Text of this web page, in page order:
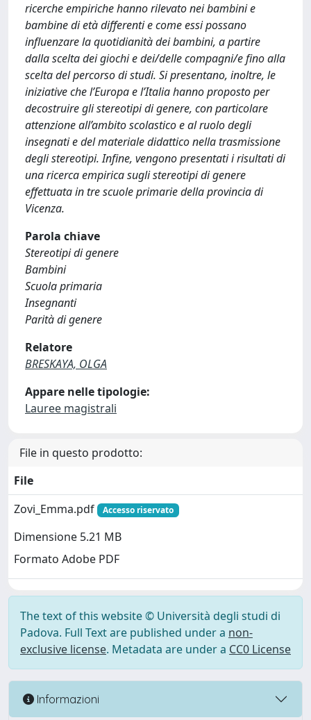
ricerche empiriche hanno rilevato nei bambini e
bambine di età differenti e come essi possano
influenzare la quotidianità dei bambini, a partire
dalla scelta dei giochi e dei/delle compagni/e fino alla
scelta del percorso di studi. Si presentano, inoltre, le
iniziative che l’Europa e l’Italia hanno proposto per
decostruire gli stereotipi di genere, con particolare
attenzione all’ambito scolastico e al ruolo degli
insegnati e del materiale didattico nella trasmissione
degli stereotipi. Infine, vengono presentati i risultati di
una ricerca empirica sugli stereotipi di genere
effettuata in tre scuole primarie della provincia di
Vicenza.
Parola chiave
Stereotipi di genere
Bambini
Scuola primaria
Insegnanti
Parità di genere
Relatore
BRESKAYA, OLGA
Appare nelle tipologie:
Lauree magistrali
File in questo prodotto:
File
Zovi_Emma.pdf
Accesso riservato
Dimensione 5.21 MB
Formato Adobe PDF
The text of this website © Università degli studi di
Padova. Full Text are published under a non-
exclusive license. Metadata are under a CC0 License
Informazioni